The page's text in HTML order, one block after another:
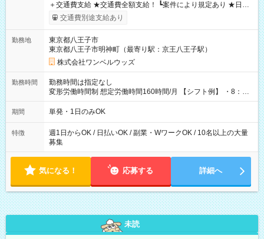
＋交通費支給 ★交通費全額支給！ ┗案件により規定あり ★日払
いOK！（規定あり） ┗働いたその日に現金GET♪ お仕事後はコ
ンビニATMから 日払い分を引き落とせます！ 【試用期間】試
交通費別途支給あり
勤務地
東京都八王子市
東京都八王子市明神町（最寄り駅：京王八王子駅）
株式会社ワンベルウッズ
勤務時間
勤務時間は指定なし
変形労働時間制 想定労働時間160時間/月 【シフト例】 ・8：00
～21：00
期間 単発・1日のみOK
特徴
週1日からOK / 日払いOK / 副業・WワークOK / 10名以上の大量
募集
気になる！ 応募する 詳細へ
未読